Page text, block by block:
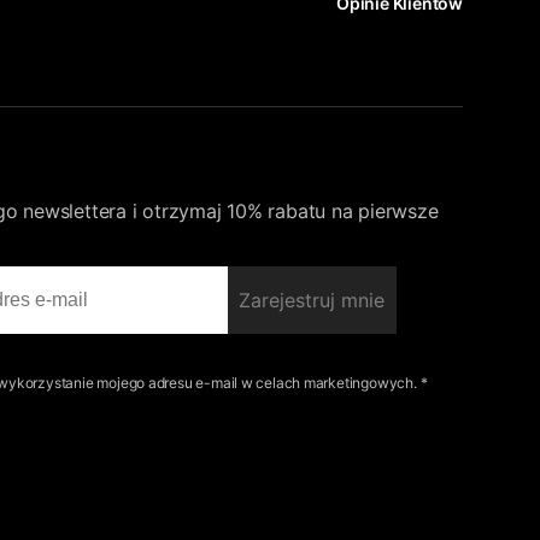
newslettera i otrzymaj 10% rabatu na pierwsze
Zarejestruj mnie
mojego adresu e-mail w celach marketingowych. *